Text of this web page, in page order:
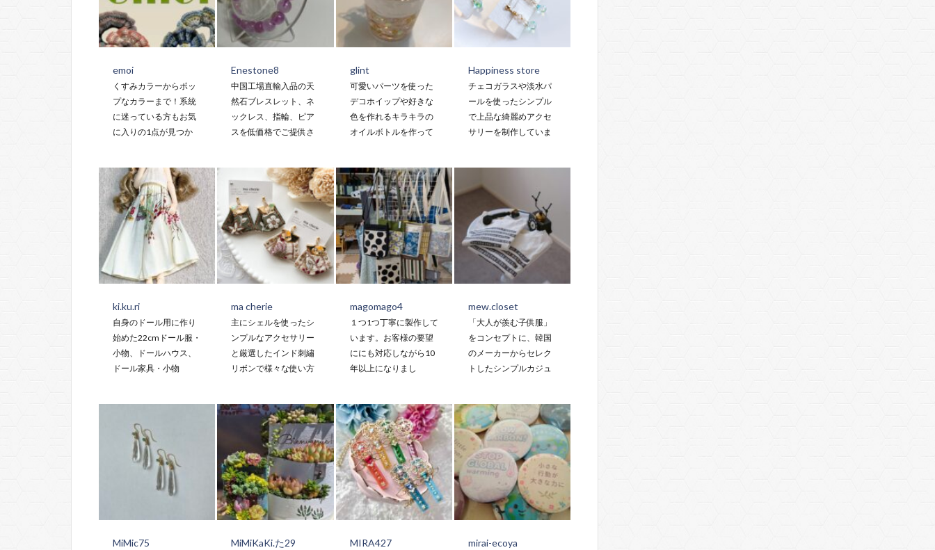
emoi
くすみカラーからポッ
プなカラーまで！系統
に迷っている方もお気
に入りの1点が見つか
Enestone8
中国工場直輸入品の天
然石ブレスレット、ネ
ックレス、指輪、ピア
スを低価格でご提供さ
glint
可愛いパーツを使った
デコホイップや好きな
色を作れるキラキラの
オイルボトルを作って
Happiness store
チェコガラスや淡水パ
ールを使ったシンプル
で上品な綺麗めアクセ
サリーを制作していま
ki.ku.ri
自身のドール用に作り
始めた22cmドール服・
小物、ドールハウス、
ドール家具・小物
ma cherie
主にシェルを使ったシ
ンプルなアクセサリー
と厳選したインド刺繡
リボンで様々な使い方
magomago4
１つ1つ丁寧に製作して
います。お客様の要望
ににも対応しながら10
年以上になりまし
mew.closet
「大人が羨む子供服」
をコンセプトに、韓国
のメーカーからセレク
トしたシンプルカジュ
MiMic75 MiMiKaKi.た29 MIRA427 mirai-ecoya